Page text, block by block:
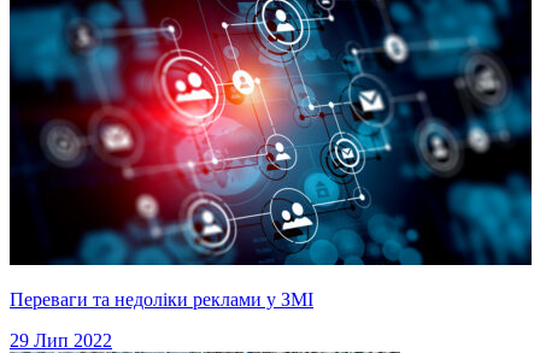
Переваги та недоліки реклами у ЗМІ
29 Лип 2022